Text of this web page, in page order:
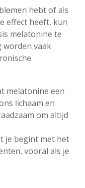
hebt of als
effect heeft, kun
melatonine te
worden vaak
melatonine een
lichaam en
om altijd
je begint met het
vooral als je